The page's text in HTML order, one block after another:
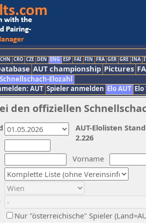
CHN CRO CZE DEN ENG ESP FAI FIN FRA GER GRE INA
AUT championship Pictures
Schnellschach-Elozahl
AUT Spieler anmelden Elo AUT
den offiziellen
Vorname
Nur "österreichische" Spieler
AUT-Elolisten
2.226